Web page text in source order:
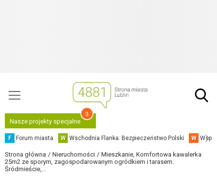
Nasze projekty specjalne
3
F Forum miasta W Wschodnia Flanka: Bezpieczeństwo Polski W
Strona główna Nieruchomości
Mieszkanie, Komfortowa kawalerka
25m2 ze sporym, zagospodarowanym ogródkiem i tarasem.
Śródmieście,...